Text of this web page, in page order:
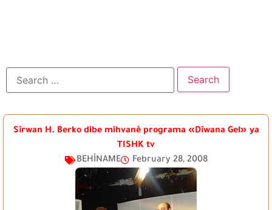
Sîrwan H. Berko dibe mihvanê programa «Dîwana Gel» ya
TISHK tv
BEHÎNAME
February 28, 2008